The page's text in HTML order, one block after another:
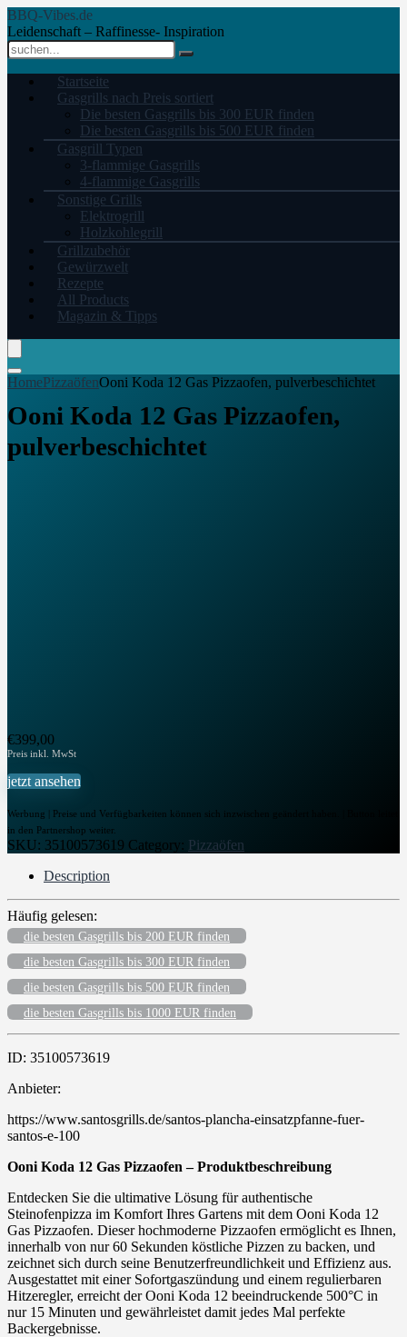
BBQ-Vibes.de
Leidenschaft – Raffinesse- Inspiration
Startseite
Gasgrills nach Preis sortiert
Die besten Gasgrills bis 300 EUR finden
Die besten Gasgrills bis 500 EUR finden
Gasgrill Typen
3-flammige Gasgrills
4-flammige Gasgrills
Sonstige Grills
Elektrogrill
Holzkohlegrill
Grillzubehör
Gewürzwelt
Rezepte
All Products
Magazin & Tipps
HomePizzaöfenOoni Koda 12 Gas Pizzaofen, pulverbeschichtet
Ooni Koda 12 Gas Pizzaofen,
pulverbeschichtet
€399,00
jetzt ansehen
Werbung | Preise und Verfügbarkeiten können sich inzwischen geändert haben. | Button leitet
in den Partnershop weiter.
SKU: 35100573619 Category: Pizzaöfen
Description
Häufig gelesen:
die besten Gasgrills bis 200 EUR finden
die besten Gasgrills bis 300 EUR finden
die besten Gasgrills bis 500 EUR finden
die besten Gasgrills bis 1000 EUR finden
ID: 35100573619
Anbieter:
https://www.santosgrills.de/santos-plancha-einsatzpfanne-fuer-
santos-e-100
Ooni Koda 12 Gas Pizzaofen – Produktbeschreibung
Entdecken Sie die ultimative Lösung für authentische
Steinofenpizza im Komfort Ihres Gartens mit dem Ooni Koda 12
Gas Pizzaofen. Dieser hochmoderne Pizzaofen ermöglicht es Ihnen,
innerhalb von nur 60 Sekunden köstliche Pizzen zu backen, und
zeichnet sich durch seine Benutzerfreundlichkeit und Effizienz aus.
Ausgestattet mit einer Sofortgaszündung und einem regulierbaren
Hitzeregler, erreicht der Ooni Koda 12 beeindruckende 500°C in
nur 15 Minuten und gewährleistet damit jedes Mal perfekte
Backergebnisse.